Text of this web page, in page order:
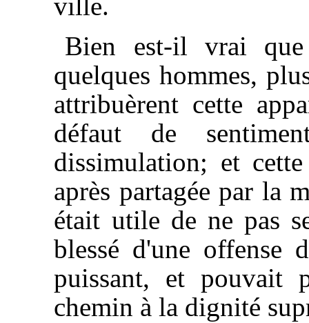
ville.
Bien est-il vrai que
quelques hommes,
attribuèrent cette
défaut de
dissimulation; et
après partagée par la
était utile de ne pas
blessé d'une offense
puissant, et pouvait
chemin à la dignité